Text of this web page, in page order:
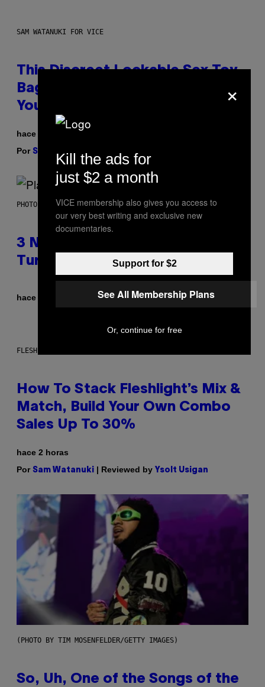
SAM WATANUKI FOR VICE
This Discreet Lockable Sex Toy
Bag Is the Nightstand Upgrade
Your Play Drawer Needs
hace 2 horas
Por Sam Watanuki | Reviewed by
PHOTO BY SCOTT GRIES/GETTY IMAGES
3 No-Skip Pop-Punk Albums
Turning 20 This Year
hace 2 horas Dan Milam
FLESHLIGHT
How To Stack Fleshlight’s Mix &
Match, Build Your Own Combo
Sales Up To 30%
hace 2 horas
Por Sam Watanuki | Reviewed by Ysolt Usigan
(PHOTO BY TIM MOSENFELDER/GETTY IMAGES)
So, Uh, One of the Songs of the
×
Kill the ads for
just $2 a month
VICE membership also gives you access to
our very best writing and exclusive new
documentaries.
Support for $2
See All Membership Plans
Or, continue for free